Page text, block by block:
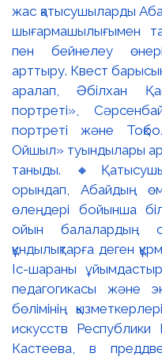
жас қатысушыларды
шығармашылығымен
пен бейнелеу
арттыру. Квест
аралап, Әбілхан
портреті»,
портреті және
Ойшыл» туындылары
таныды.
орындап, Абайдың
өлеңдері бойынша
ойын балалардың
құндылықтарға деген
Іс-шараны
педагогикасы және
бөлімінің
искусств
Кастеева, в